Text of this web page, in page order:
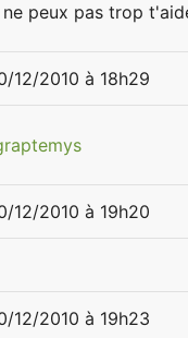
peux pas trop
12/2010 à 18h29
12/2010 à 19h20
12/2010 à 19h23